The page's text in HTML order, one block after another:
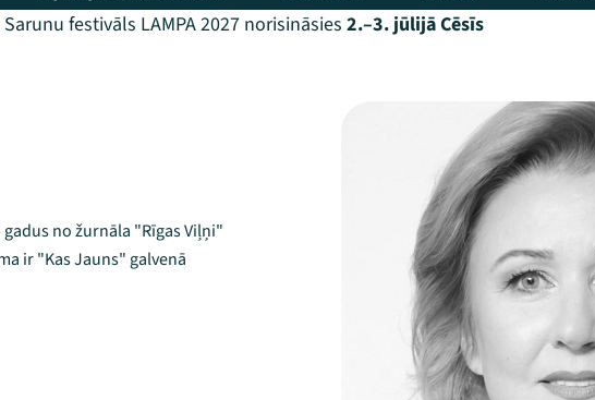
Sarunu festivāls LAMPA 2027 norisināsies 2.–3. jūlijā Cēsīs
no žurnāla "Rīgas Viļņi"
ir "Kas Jauns" galvenā